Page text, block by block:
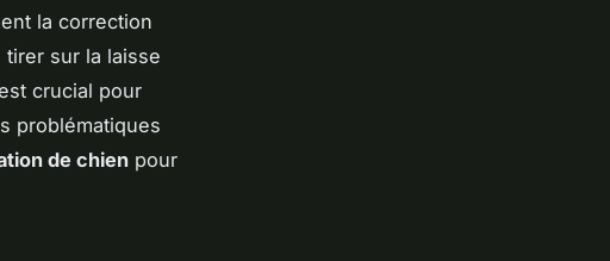
la correction
sur la laisse
crucial pour
problématiques
de chien pour